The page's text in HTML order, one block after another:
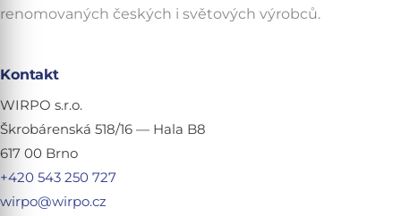
renomovaných českých i světových výrobců.
Kontakt
WIRPO s.r.o.
Škrobárenská 518/16 — Hala B8
617 00 Brno
+420 543 250 727
wirpo@wirpo.cz